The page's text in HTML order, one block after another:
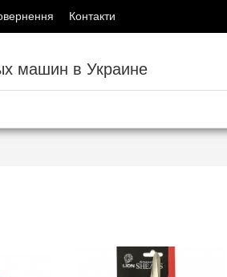
Контакти
машин в Украине